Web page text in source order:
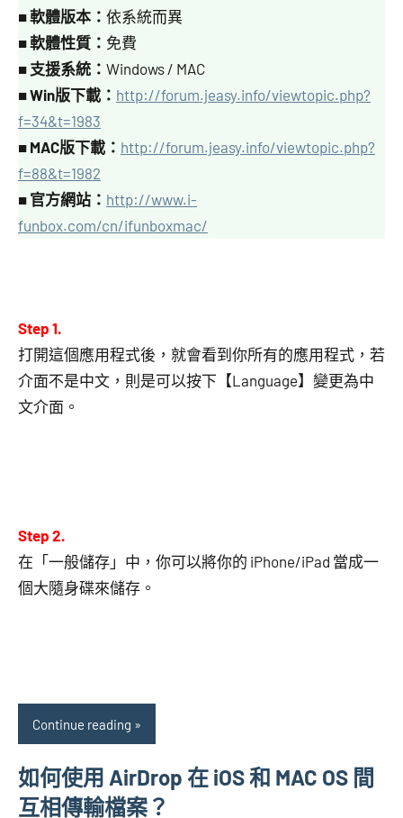
■軟體版本： 依系統而異
■軟體性質： 免費
■ 支援系統： Windows / MAC
■Win版下載： http://forum.jeasy.info/viewtopic.php?
f=34&t=1983
■ MAC版下載： http://forum.jeasy.info/viewtopic.php?
f=88&t=1982
■ 官方網站： http://www.i-
funbox.com/cn/ifunboxmac/
Step 1.
打開這個應用程式後，就會看到你所有的應用程式，若
介面不是中文，則是可以按下【Language】變更為中
文介面。
Step 2.
在「一般儲存」中，你可以將你的 iPhone/iPad 當成一
個大隨身碟來儲存。
Continue reading
如何使用 AirDrop 在 iOS 和 MAC OS 間
互相傳輸檔案？